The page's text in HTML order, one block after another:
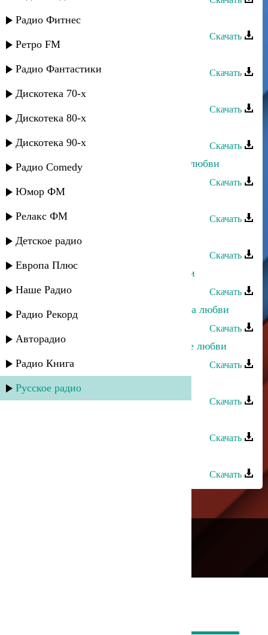
Радио Фитнес
Ретро FM
Радио Фантастики
Дискотека 70-х
Дискотека 80-х
Дискотека 90-х
Радио Comedy
Юмор ФМ
Релакс ФМ
Детское радио
Европа Плюс
Наше Радио
Радио Рекорд
Авторадио
Радио Книга
Русское радио
Ирада Асварова - Огонь любви
Скачать
Руслан Гасанов - Сила любви
Скачать
Азнаур - Вопреки любви
Скачать
Скачать
Тамерлан Хункенханов - История любви
Скачать
Асадула Бахтанов - Крик любви
Скачать
Руслан Рамазанов - Аромат любви
Скачать
Хава Газахова - Нет сильнее любви
Скачать
Ульзана Максудова - Разбитая чаша любви
Скачать
Джамал Джамалов - Воспоминание любви
Скачать
Скачать
Скачать
Скачать